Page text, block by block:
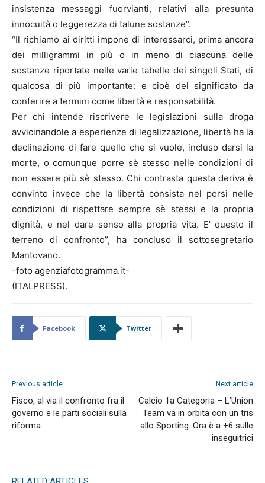
insistenza messaggi fuorvianti, relativi alla presunta
innocuità o leggerezza di talune sostanze”.
“Il richiamo ai diritti impone di interessarci, prima ancora
dei milligrammi in più o in meno di ciascuna delle
sostanze riportate nelle varie tabelle dei singoli Stati, di
qualcosa di più importante: e cioè del significato da
conferire a termini come libertà e responsabilità.
Per chi intende riscrivere le legislazioni sulla droga
avvicinandole a esperienze di legalizzazione, libertà ha la
declinazione di fare quello che si vuole, incluso darsi la
morte, o comunque porre sè stesso nelle condizioni di
non essere più sè stesso. Chi contrasta questa deriva è
convinto invece che la libertà consista nel porsi nelle
condizioni di rispettare sempre sè stessi e la propria
dignità, e nel dare senso alla propria vita. E’ questo il
terreno di confronto”, ha concluso il sottosegretario
Mantovano.
-foto agenziafotogramma.it-
(ITALPRESS).
Facebook Twitter
Previous article
Fisco, al via il confronto fra il
governo e le parti sociali sulla
riforma
Next article
Calcio 1a Categoria – L’Union
Team va in orbita con un tris
allo Sporting. Ora è a +6 sulle
inseguitrici